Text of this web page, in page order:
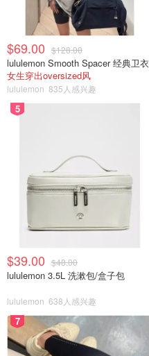
$69.00 $128.00
lululemon Smooth Spacer 经典卫衣
女生穿出oversized风
lululemon 835人感兴趣
5
$39.00 $48.00
lululemon 3.5L 洗漱包/盒子包
lululemon 638人感兴趣
7